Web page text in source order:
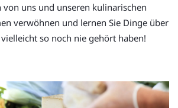
von uns und unseren kulinarischen
verwöhnen und lernen Sie Dinge über
so noch nie gehört haben!